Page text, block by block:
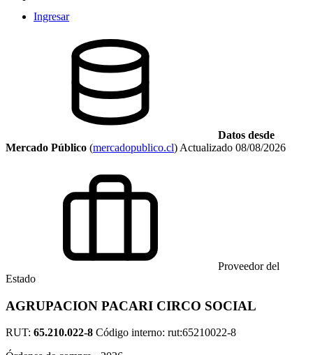
Ingresar
Datos desde
Mercado Público (mercadopublico.cl) Actualizado 08/08/2026
Proveedor del
Estado
AGRUPACION PACARI CIRCO SOCIAL
RUT: 65.210.022-8 Código interno: rut:65210022-8